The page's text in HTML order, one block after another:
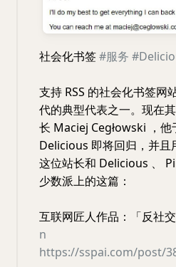
社会化书签#服务
支持 RSS 的社会化书签
代的典型代表之一。现在
长 Maciej Cegłowski ，
Delicious 即将回归，并且
这位站长和 Delicious 、
少数派上的这篇：
互联网匠人作品：「反社
n
https://sspai.com/post/